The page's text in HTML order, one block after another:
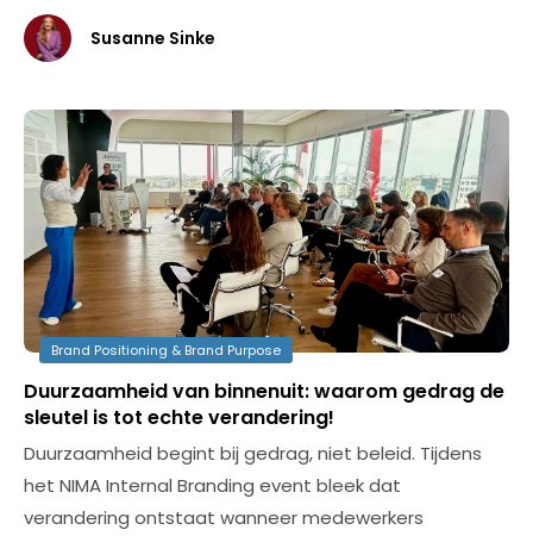
Susanne Sinke
Brand Positioning & Brand Purpose
Duurzaamheid van binnenuit: waarom gedrag de
sleutel is tot echte verandering!
Duurzaamheid begint bij gedrag, niet beleid. Tijdens
het NIMA Internal Branding event bleek dat
verandering ontstaat wanneer medewerkers